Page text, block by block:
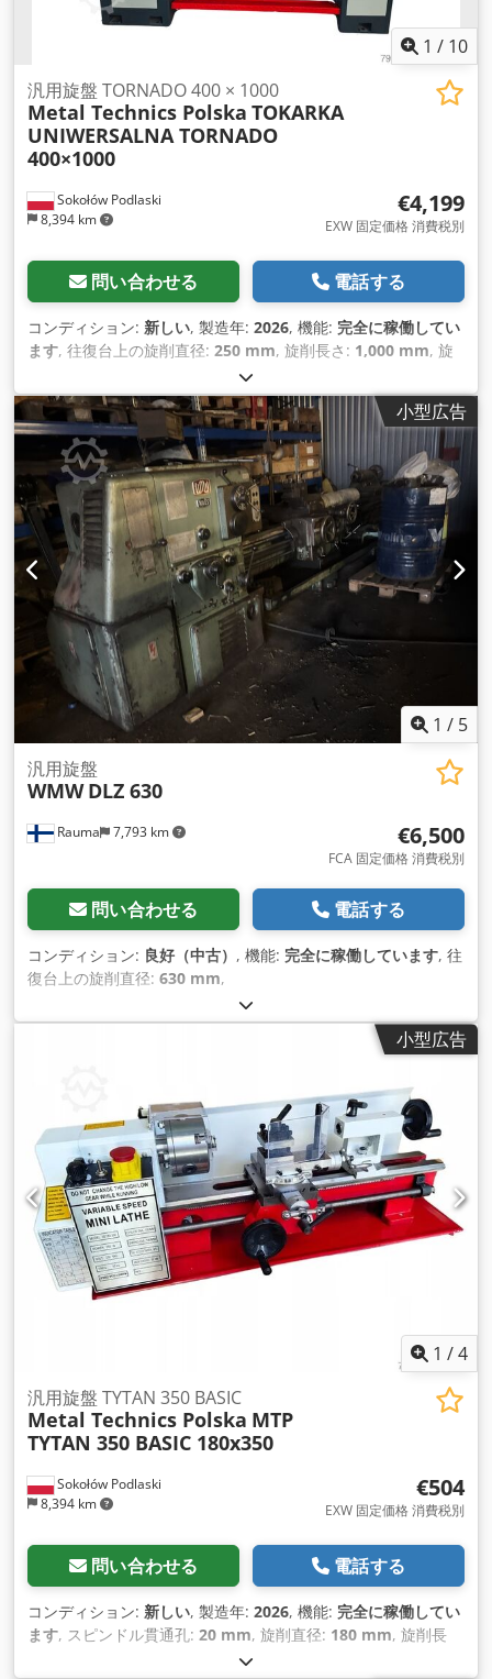
1 / 10
Sokołów Podlaski
8,394 km
汎用旋盤 TORNADO 400 × 1000
Metal Technics Polska TOKARKA
UNIWERSALNA TORNADO
400×1000
€4,199
EXW 固定価格 消費税別
問い合わせる 電話する
コンディション: 新しい, 製造年: 2026, 機能: 完全に稼働してい
ます, 往復台上の旋削直径: 250 mm, 旋削長さ: 1,000 mm, 旋
, スピンドル貫通孔:
（最大）:1,810 回転/分, 主軸回転速度（最小）:65 回転/分, ス
ピンドルモーター出力:2,200 ワット, 全高: 1,650 mm, 全長:
1,900 mm, 全幅:830 mm, 入力電流の種類: , 総重量:790
kg（キログラム）,
小型広告
1 / 5
Rauma 7,793 km
汎用旋盤
WMW DLZ 630
€6,500
FCA 固定価格 消費税別
問い合わせる 電話する
コンディション: 良好（中古） , 機能: 完全に稼働しています, 往
復台上の旋削直径: 630 mm,
小型広告
1 /4
Sokołów Podlaski
8,394 km
汎用旋盤 TYTAN 350 BASIC
Metal Technics Polska MTP
TYTAN 350 BASIC 180x350
€504
EXW 固定価格 消費税別
問い合わせる 電話する
コンディション: 新しい, 製造年: 2026, 機能: 完全に稼働してい
ます, スピンドル貫通孔: 20 mm, 旋削直径: 180 mm, 旋削長
, 主軸回転速度（最大）: